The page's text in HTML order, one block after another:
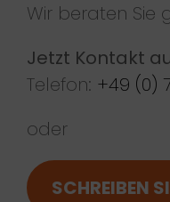
Wir beraten Sie
Jetzt Kontakt
Telefon: +49 (0)
oder
SCHREIBEN